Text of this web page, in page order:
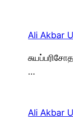
Ali Akbar
…
Ali Akbar